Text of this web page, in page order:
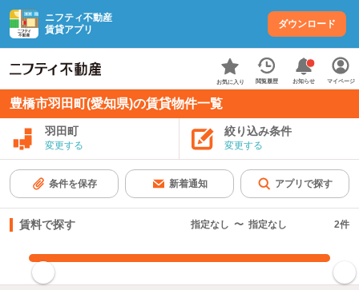
ニフティ不動産
賃貸アプリ
ダウンロード
お気に入り 閲覧履歴 お知らせ マイページ
豊橋市羽田町(愛知県)の賃貸物件一覧
羽田町
変更する
絞り込み条件
変更する
条件を保存 新着通知 アプリで探す
賃料で探す 指定なし 〜 指定なし 2件